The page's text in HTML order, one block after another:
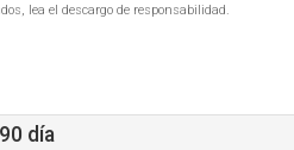
lea el descargo de responsabilidad.
día